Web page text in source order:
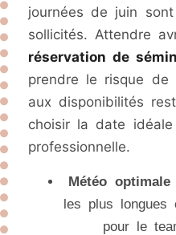
journées de juin
sollicités. Attendre
réservation de
prendre le risque de
aux disponibilités
choisir la date
professionnelle.
Météo optimale
les plus longues
pour le